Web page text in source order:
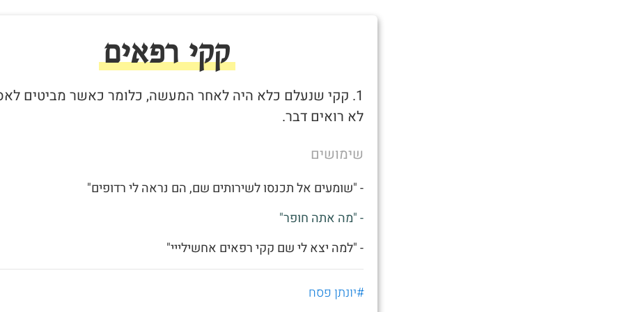
קקי רפאים
1. קקי שנעלם כלא היה לאחר המעשה, כלומר כאשר מביטים
לא רואים דבר.
שימושים
- "שומעים אל תכנסו לשירותים שם, הם נראה לי רדופים"
- "מה אתה חופר"
- "למה יצא לי שם קקי רפאים אחשילייי"
#יונתן פסח